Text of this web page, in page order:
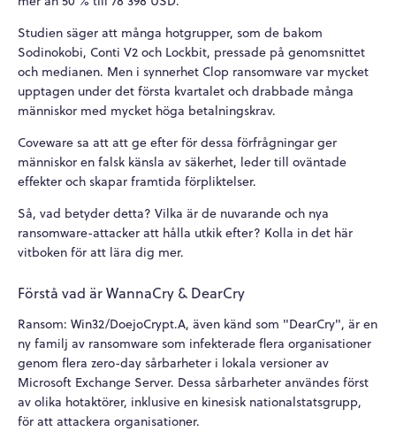
Studien säger att många hotgrupper, som de bakom
Sodinokobi, Conti V2 och Lockbit, pressade på genomsnittet
och medianen. Men i synnerhet Clop ransomware var mycket
upptagen under det första kvartalet och drabbade många
människor med mycket höga betalningskrav.
Coveware sa att att ge efter för dessa förfrågningar ger
människor en falsk känsla av säkerhet, leder till oväntade
effekter och skapar framtida förpliktelser.
Så, vad betyder detta? Vilka är de nuvarande och nya
ransomware-attacker att hålla utkik efter? Kolla in det här
vitboken för att lära dig mer.
Förstå vad är WannaCry & DearCry
Ransom: Win32/DoejoCrypt.A, även känd som "DearCry", är en
ny familj av ransomware som infekterade flera organisationer
genom flera zero-day sårbarheter i lokala versioner av
Microsoft Exchange Server. Dessa sårbarheter användes först
av olika hotaktörer, inklusive en kinesisk nationalstatsgrupp,
för att attackera organisationer.